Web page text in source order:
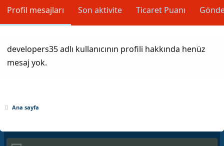
Profil mesajları Son aktivite Ticaret Puanı
developers35 adlı kullanıcının profili hakkında henüz
mesaj yok.
Ana sayfa